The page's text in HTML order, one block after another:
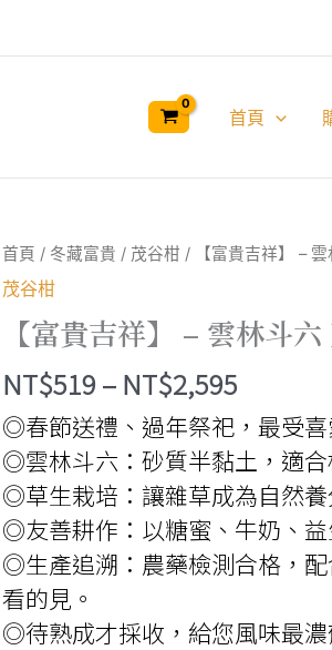
首頁
首頁 / 冬藏富貴 / 茂谷柑 / 【富貴吉祥】 –
茂谷柑
【富貴吉祥】 – 雲林斗
NT$519 – NT$2,595
格
範
圍：
NT$519
到
◎春節送禮、過年祭祀，最受喜
◎雲林斗六：砂質半黏土，適合
◎草生栽培：讓雜草成為自然養
◎友善耕作：以糖蜜、牛奶、益
◎生產追溯：農藥檢測合格，配
看的見。
◎待熟成才採收，給您風味最濃